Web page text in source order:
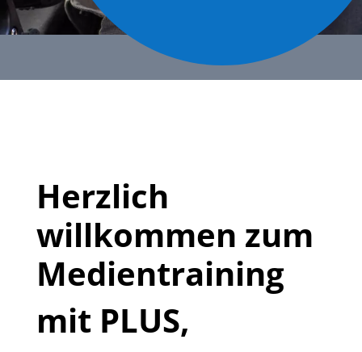
Herzlich
willkommen zum
Medientraining
mit PLUS,